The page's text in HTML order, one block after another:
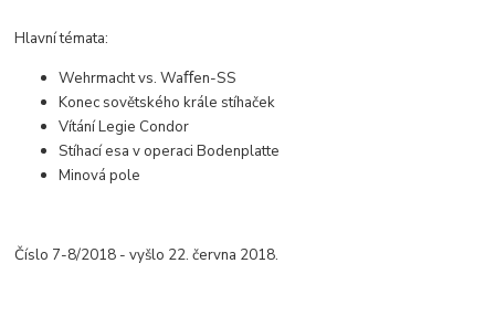
Hlavní témata:
Wehrmacht vs. Waﬀen-SS
Konec sovětského krále stíhaček
Vítání Legie Condor
Stíhací esa v operaci Bodenplatte
Minová pole
Číslo 7-8/2018 - vyšlo 22. června 2018.